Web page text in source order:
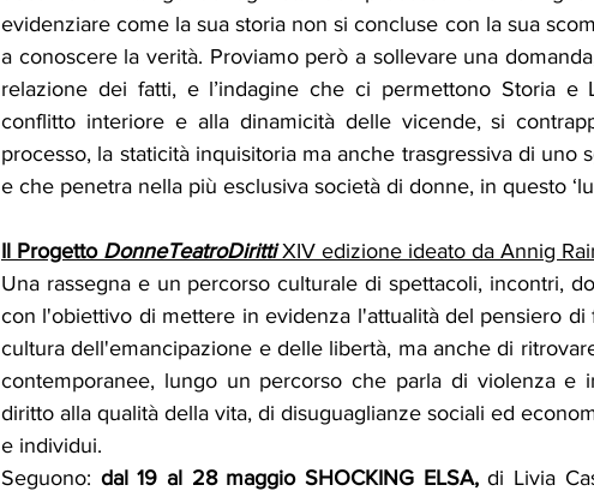
evidenziare come la sua storia non si concluse con la sua
a conoscere la verità. Proviamo però a sollevare una
relazione dei fatti, e l’indagine che ci permettono Storia e
conflitto interiore e alla dinamicità delle vicende, si
processo, la staticità inquisitoria ma anche trasgressiva di uno
e che penetra nella più esclusiva società di donne, in questo
Il Progetto DonneTeatroDiritti XIV edizione ideato da Annig
Una rassegna e un percorso culturale di spettacoli, incontri,
con l'obiettivo di mettere in evidenza l'attualità del pensiero
cultura dell'emancipazione e delle libertà, ma anche di
contemporanee, lungo un percorso che parla di violenza e
diritto alla qualità della vita, di disuguaglianze sociali ed
e individui.
Seguono: dal 19 al 28 maggio SHOCKING ELSA, di Livia